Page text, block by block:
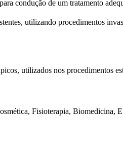
condução de um tratamento
utilizando procedimentos
utilizados nos procedimentos
Fisioterapia, Biomedicina,